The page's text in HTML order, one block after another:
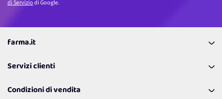
di Serviziodi Google.
farma.it
Coupon
Lavora con noi
Servizi clienti
Richiamami
Condizioni di vendita